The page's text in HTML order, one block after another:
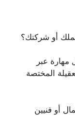
أو شركتك؟
عبر
المختصة
أو فنيين